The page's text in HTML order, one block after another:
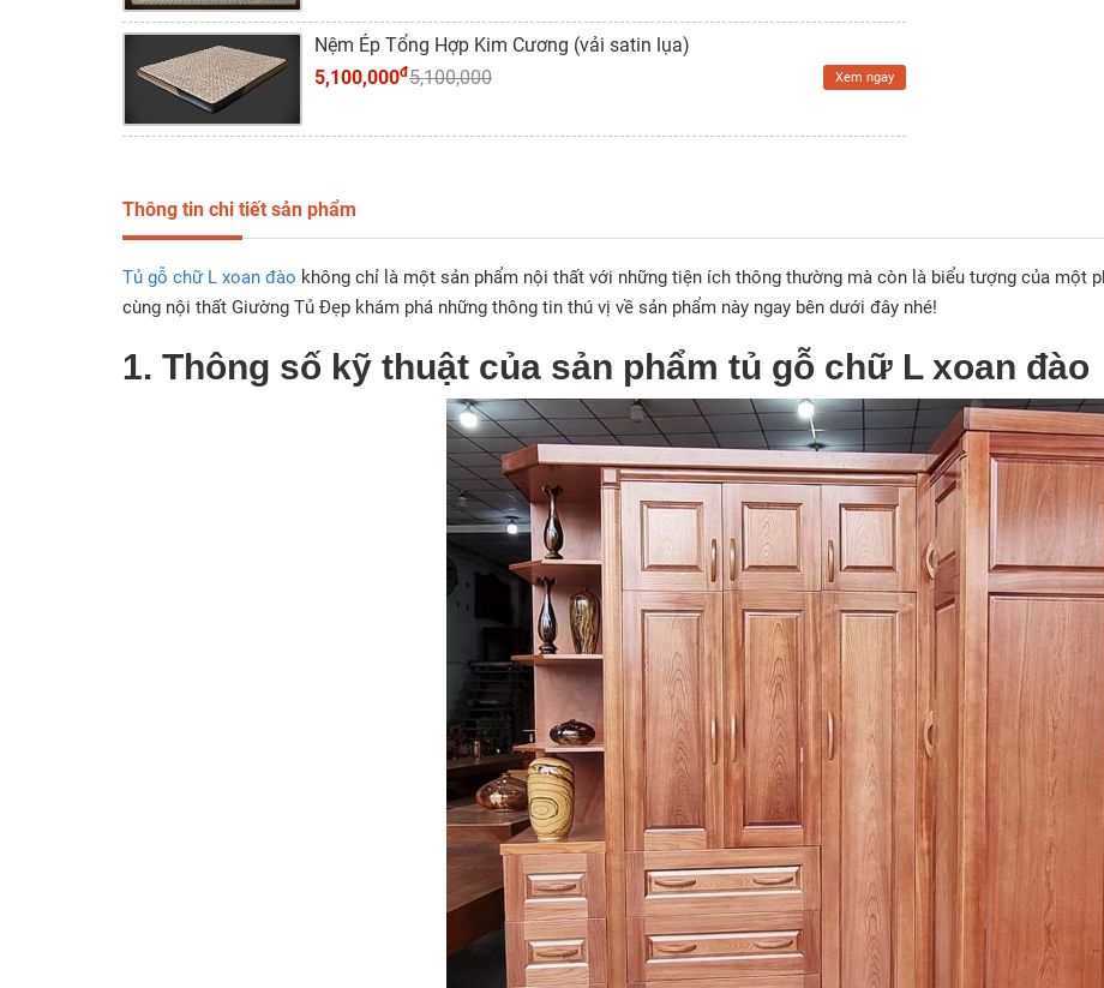
Nệm Ép Tổng Hợp Kim Cương (vải satin lụa)
5,100,000đ5,100,000 Xem ngay
Thông tin chi tiết sản phẩm
Tủ gỗ chữ L xoan đào không chỉ là một sản phẩm nội thất với những tiện ích thông thường mà còn là biểu tượng của một
cùng nội thất Giường Tủ Đẹp khám phá những thông tin thú vị về sản phẩm này ngay bên dưới đây nhé!
1. Thông số kỹ thuật của sản phẩm tủ gỗ chữ L xoan đào